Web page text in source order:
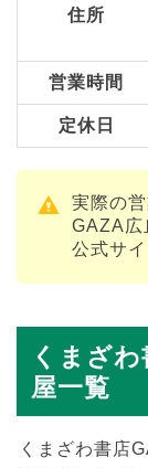
住所
営業時間
定休日
実際の
GAZA広
公式サ
くまざ
屋一覧
くまざわ書店